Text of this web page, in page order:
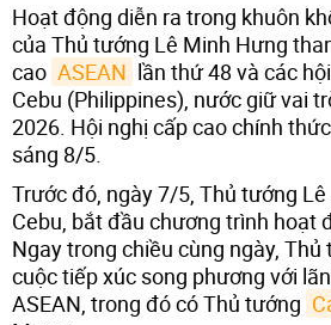
Hoạt động diễn ra trong khuôn
của Thủ tướng Lê Minh Hưng
cao ASEAN lần thứ 48 và các
Cebu (Philippines), nước giữ vai
2026. Hội nghị cấp cao chính
sáng 8/5.
Trước đó, ngày 7/5, Thủ tướng
Cebu, bắt đầu chương trình hoạt
Ngay trong chiều cùng ngày,
cuộc tiếp xúc song phương với
ASEAN, trong đó có Thủ tướng